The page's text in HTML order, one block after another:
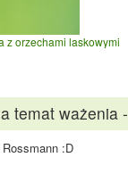
z orzechami laskowymi
temat ważenia -
Rossmann :D